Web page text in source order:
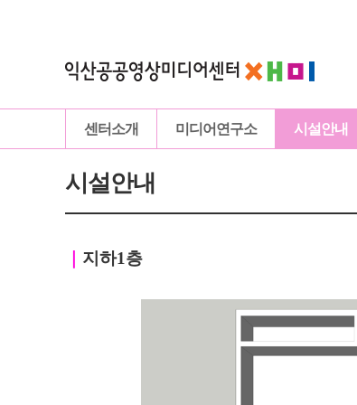
센터소개 미디어연구소 시설안내
시설안내
지하1층